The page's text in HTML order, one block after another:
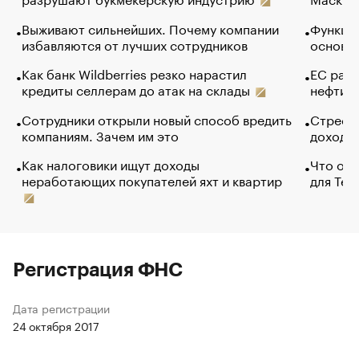
Выживают сильнейших. Почему компании
избавляются от лучших сотрудников
Как банк Wildberries резко нарастил
кредиты селлерам до атак на склады
Сотрудники открыли новый способ вредить
компаниям. Зачем им это
Как налоговики ищут доходы
неработающих покупателей яхт и квартир
основ
ЕС
нефти
Что
для
Регистрация ФНС
Дата регистрации
24 октября 2017